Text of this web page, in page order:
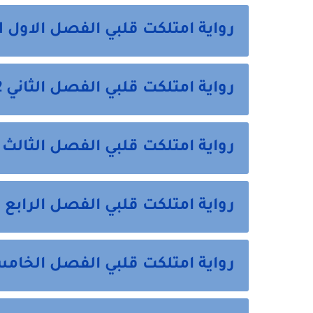
رواية امتلكت قلبي الفصل الاول 1 من هنا
رواية امتلكت قلبي الفصل الثاني 2 من هنا
رواية امتلكت قلبي الفصل الثالث 3 من
رواية امتلكت قلبي الفصل الرابع 4 من هنا
رواية امتلكت قلبي الفصل الخامس 5 من